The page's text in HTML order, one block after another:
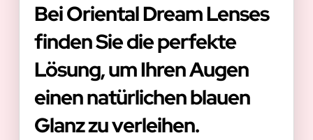
Bei Oriental Dream Lenses
finden Sie die perfekte
Lösung, um Ihren Augen
einen natürlichen blauen
Glanz zu verleihen.